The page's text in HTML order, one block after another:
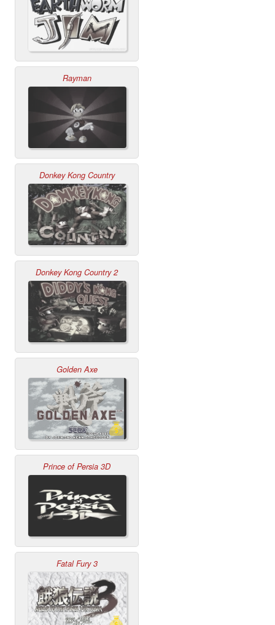
Rayman
Donkey Kong Country
Donkey Kong Country 2
Golden Axe
Prince of Persia 3D
Fatal Fury 3